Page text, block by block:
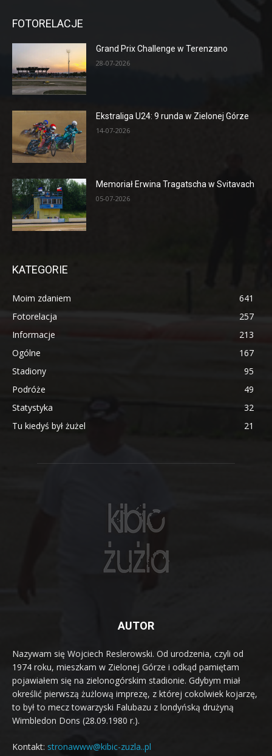
FOTORELACJE
Grand Prix Challenge w Terenzano
28-07-2026
Ekstraliga U24: 9 runda w Zielonej Górze
14-07-2026
Memoriał Erwina Tragatscha w Svitavach
05-07-2026
KATEGORIE
Moim zdaniem
641
Fotorelacja
257
Informacje
213
Ogólne
167
Stadiony
95
Podróże
49
Statystyka
32
Tu kiedyś był żużel
21
AUTOR
Nazywam się Wojciech Reslerowski. Od urodzenia, czyli od
1974 roku, mieszkam w Zielonej Górze i odkąd pamiętam
pojawiałem się na zielonogórskim stadionie. Gdybym miał
określić pierwszą żużlową imprezę, z której cokolwiek kojarzę,
to był to mecz towarzyski Falubazu z londyńską drużyną
Wimbledon Dons (28.09.1980 r.).
Kontakt: stronawww@kibic-zuzla..pl